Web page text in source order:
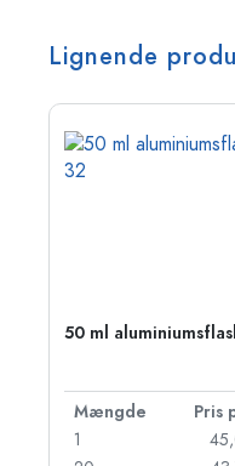
Lignende
50 ml
Mængde Pris
1